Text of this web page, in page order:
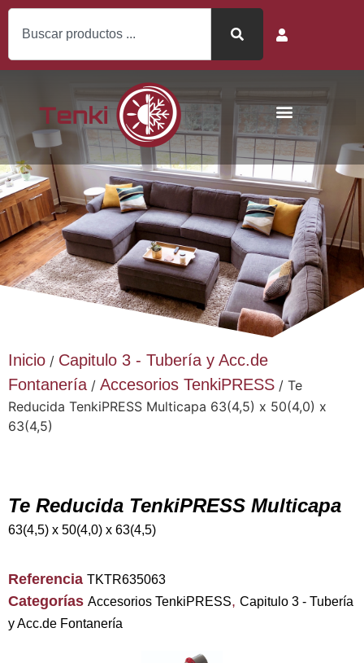
Inicio / Capitulo 3 - Tubería y Acc.de
Fontanería/ Accesorios TenkiPRESS / Te
Reducida TenkiPRESS Multicapa 63(4,5) x 50(4,0) x
63(4,5)
Te Reducida TenkiPRESS Multicapa
63(4,5) x 50(4,0) x 63(4,5)
Referencia TKTR635063
Categorías Accesorios TenkiPRESS, Capitulo 3 - Tubería
y Acc.de Fontanería